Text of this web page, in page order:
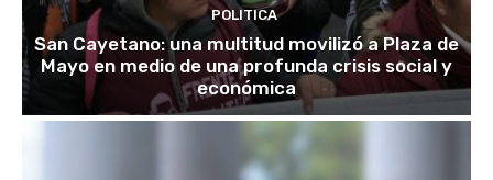
POLITICA
San Cayetano: una multitud movilizó a Plaza de
Mayo en medio de una profunda crisis social y
económica